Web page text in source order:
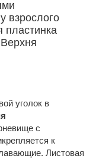
взрослого
уголок в
с
к
Листовая